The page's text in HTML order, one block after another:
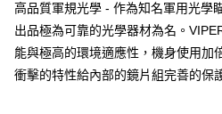
高品質軍規光學 - 作為知名軍用光學
出品極為可靠的光學器材為名。
能與極高的環境適應性，機身使用加
衝擊的特性給內部的鏡片組完善的保